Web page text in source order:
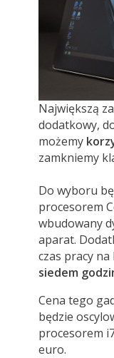
Największą
dodatkowy,
możemy
zamkniemy
Do wyboru
procesorem
wbudowany
aparat.
czas pracy
siedem
Cena tego
będzie
procesorem
euro.